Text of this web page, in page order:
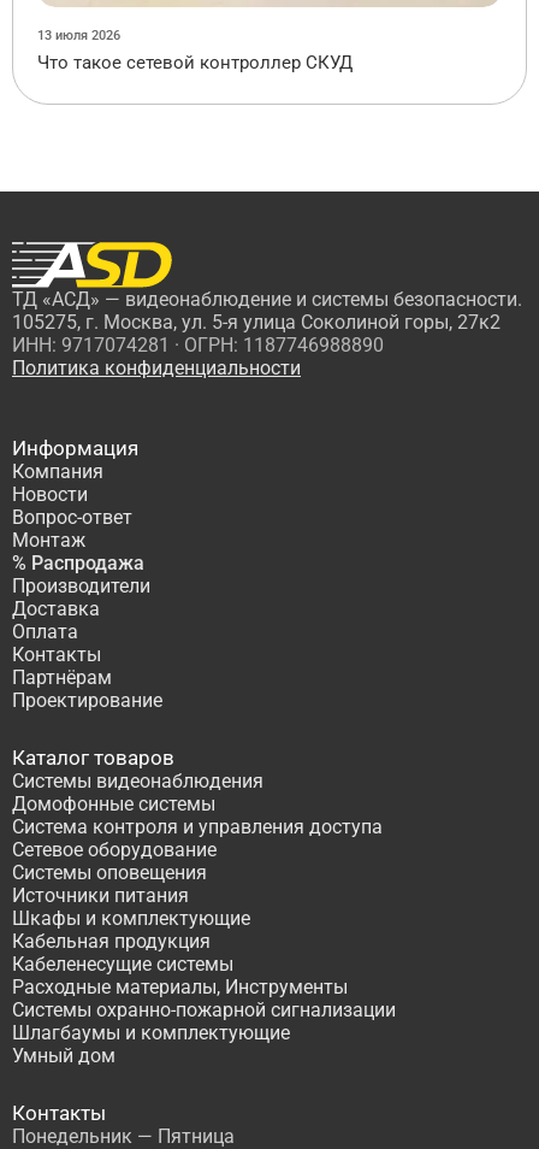
13 июля 2026
Что такое сетевой контроллер СКУД
ТД «АСД» — видеонаблюдение и системы безопасности.
105275, г. Москва, ул. 5-я улица Соколиной горы, 27к2
ИНН: 9717074281 · ОГРН: 1187746988890
Политика конфиденциальности
Информация
Компания
Новости
Вопрос-ответ
Монтаж
% Распродажа
Производители
Доставка
Оплата
Контакты
Партнёрам
Проектирование
Каталог товаров
Системы видеонаблюдения
Домофонные системы
Система контроля и управления доступа
Сетевое оборудование
Системы оповещения
Источники питания
Шкафы и комплектующие
Кабельная продукция
Кабеленесущие системы
Расходные материалы, Инструменты
Системы охранно-пожарной сигнализации
Шлагбаумы и комплектующие
Умный дом
Контакты
Понедельник — Пятница